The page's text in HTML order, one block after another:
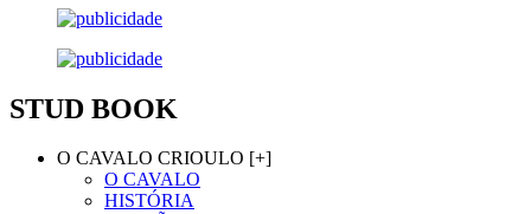
STUD BOOK
O CAVALO CRIOULO [+]
O CAVALO
HISTÓRIA